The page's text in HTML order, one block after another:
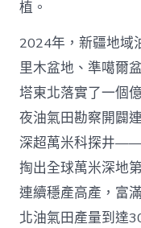
植。
2024年，新疆地域
里木盆地、準噶爾
塔東北落實了一個
夜油氣田勘察開闢
深超萬米科探井——
掏出全球萬米深地
連續穩產高產，富
北油氣田產量到達